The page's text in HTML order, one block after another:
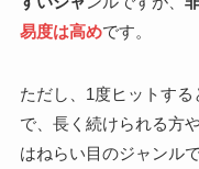
易度は高めです。
ただし、1度ヒットする
で、長く続けられる方
はねらい目のジャンルで